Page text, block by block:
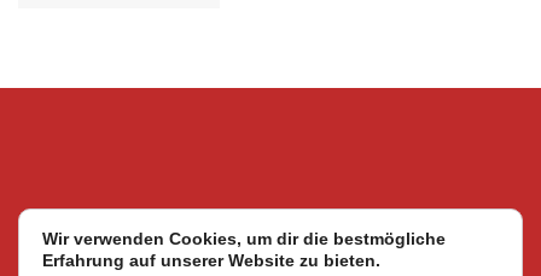
Wir verwenden Cookies, um dir die bestmögliche
Erfahrung auf unserer Website zu bieten.